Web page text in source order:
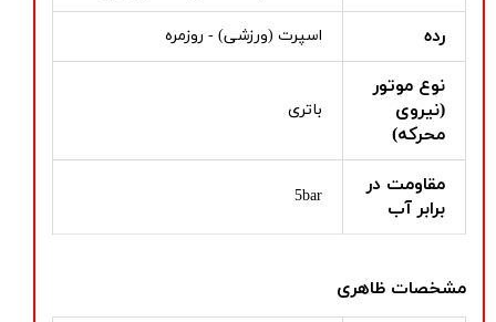
رده اسپرت (ورزشی) - روزمره
نوع موتور
(نیروی
محرکه)
باتری
مقاومت در
برابر آب
5bar
مشخصات ظاهری